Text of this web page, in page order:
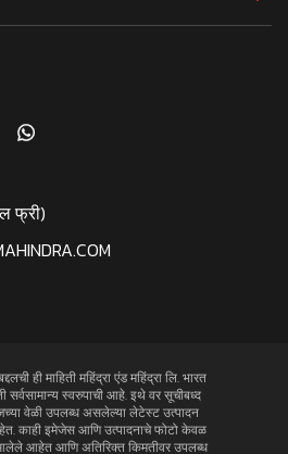
फ्री)
ही माहिती महिंद्रा एंड महिंद्रा लि. भारत
सर्वसामान्य स्वरुपाची आहे. इथे वर सूचीबध्द
वेळी उपलब्ध असलेल्या लेटेस्ट उत्पादन
काही इमेजेस आणि उत्पादनाचे फोटो केवळ
आलेले आहेत आणि अतिरिक्त किमतीवर उपलब्ध